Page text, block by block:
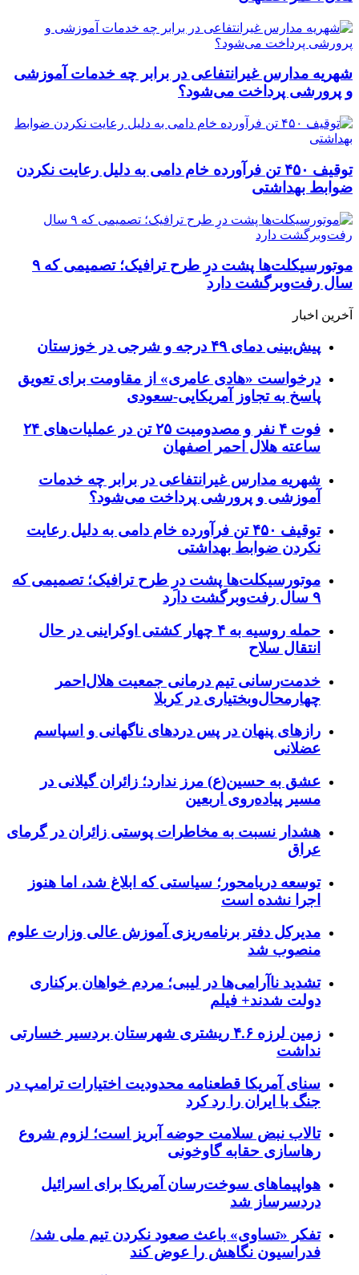
شهریه مدارس غیرانتفاعی در برابر چه خدمات آموزشی
و پرورشی پرداخت می‌شود؟
توقیف ۴۵۰ تن فرآورده خام دامی به دلیل رعایت نکردن
ضوابط بهداشتی
موتورسیکلت‌ها پشت درِ طرح ترافیک؛ تصمیمی که ۹
سال رفت‌وبرگشت دارد
آخرین اخبار
پیش‌بینی دمای ۴۹ درجه و شرجی در خوزستان
درخواست «هادی عامری» از مقاومت برای تعویق
پاسخ به تجاوز آمریکایی-سعودی
فوت ۴ نفر و مصدومیت ۲۵ تن در عملیات‌های ۲۴
ساعته هلال احمر اصفهان
شهریه مدارس غیرانتفاعی در برابر چه خدمات
آموزشی و پرورشی پرداخت می‌شود؟
توقیف ۴۵۰ تن فرآورده خام دامی به دلیل رعایت
نکردن ضوابط بهداشتی
موتورسیکلت‌ها پشت درِ طرح ترافیک؛ تصمیمی که
۹ سال رفت‌وبرگشت دارد
حمله روسیه به ۴ چهار کشتی اوکراینی در حال
انتقال سلاح
خدمت‌رسانی تیم درمانی جمعیت هلال‌احمر
چهارمحال‌وبختیاری در کربلا
رازهای پنهان در پس دردهای ناگهانی و اسپاسم
عضلانی
عشق به حسین(ع) مرز ندارد؛ زائران گیلانی در
مسیر پیاده‌روی اربعین
هشدار نسبت به مخاطرات پوستی زائران در گرمای
عراق
توسعه دریامحور؛ سیاستی که ابلاغ شد، اما هنوز
اجرا نشده است
مدیرکل دفتر برنامه‌ریزی آموزش عالی وزارت علوم
منصوب شد
تشدید ناآرامی‌ها در لیبی؛ مردم خواهان برکناری
دولت شدند+ فیلم
زمین لرزه ۴.۶ ریشتری شهرستان بردسیر خسارتی
نداشت
سنای آمریکا قطعنامه محدودیت اختیارات ترامپ در
جنگ با ایران را رد کرد
تالاب نبض سلامت حوضه آبریز است؛ لزوم شروع
رهاسازی حقابه گاوخونی
هواپیماهای سوخت‌رسان آمریکا برای اسرائیل
دردسرساز شد
تفکر «تساوی» باعث صعود نکردن تیم ملی شد/
فدراسیون نگاهش را عوض کند